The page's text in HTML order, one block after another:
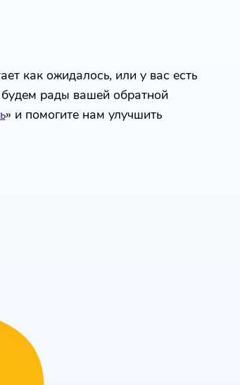
как ожидалось, или у вас есть
рады вашей обратной
» и помогите нам улучшить